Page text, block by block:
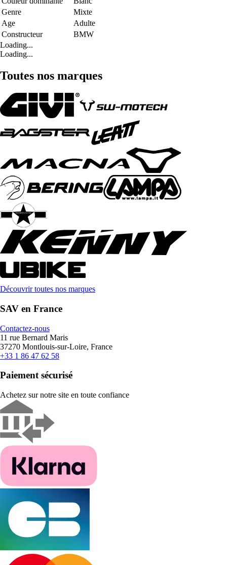
Genre
Mixte
Age
Adulte
Constructeur
BMW
Loading...
Loading...
Toutes nos marques
Découvrir toutes nos marques
SAV en France
Contactez-nous
11 rue Bernard Maris
37270 Montlouis-sur-Loire, France
+33 1 86 47 62 58
Paiement sécurisé
Achetez sur notre site en toute confiance